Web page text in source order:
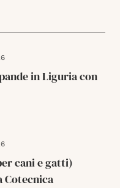
in Liguria con
cani e gatti)
Cotecnica